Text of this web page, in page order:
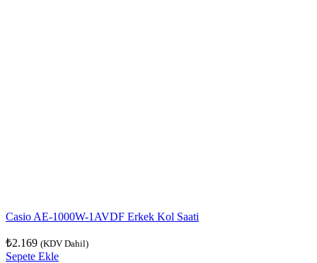
Casio AE-1000W-1AVDF Erkek Kol Saati
₺2.169 (KDV Dahil)
Sepete Ekle